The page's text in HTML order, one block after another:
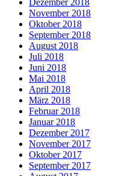
Dezember 2018
November 2018
Oktober 2018
September 2018
August 2018
Juli 2018
Juni 2018
Mai 2018
April 2018
März 2018
Februar 2018
Januar 2018
Dezember 2017
November 2017
Oktober 2017
September 2017